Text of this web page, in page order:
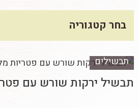
בחר קטגוריה
תבשילים
תבשיל ירקות שורש עם